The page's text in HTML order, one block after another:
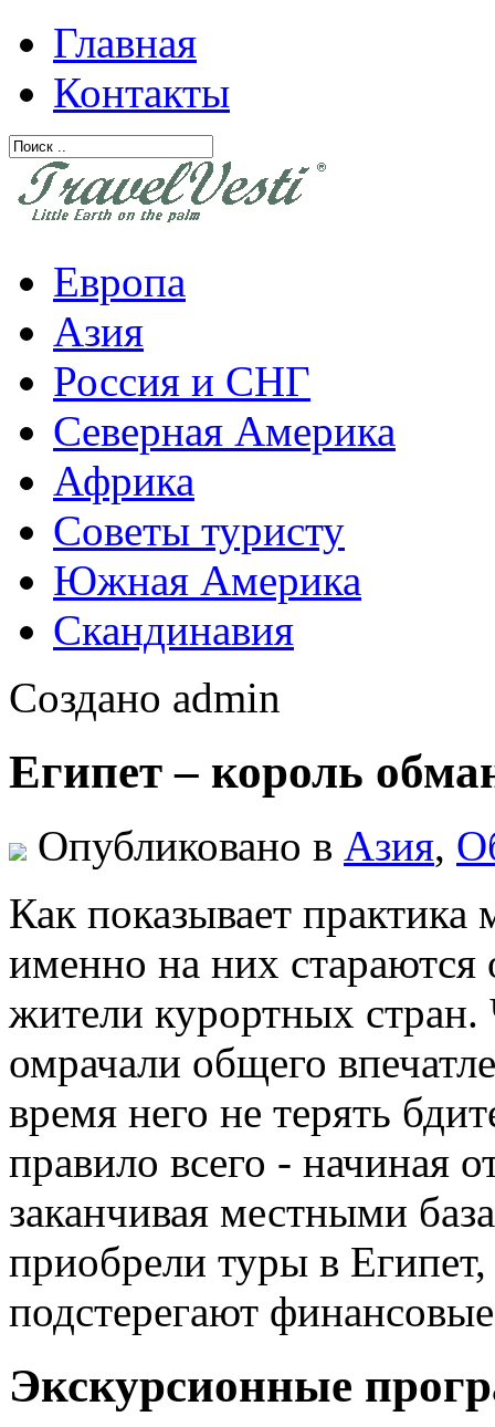
Главная
Контакты
Европа
Азия
Россия и СНГ
Северная Америка
Африка
Советы туристу
Южная Америка
Скандинавия
Создано admin
Египет – король
Опубликовано в Азия,
Как показывает
именно на них
жители курортных
омрачали общего
время него не терять
правило всего - начиная
заканчивая местными
приобрели туры в
подстерегают
Экскурсионные